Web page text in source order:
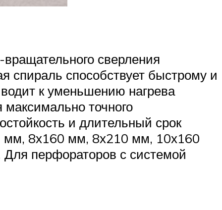
сверления
спираль способствует быстрому и
к уменьшению нагрева
точного
и длительный срок
мм, 8х160 мм, 8х210 мм, 10х160
перфораторов с системой